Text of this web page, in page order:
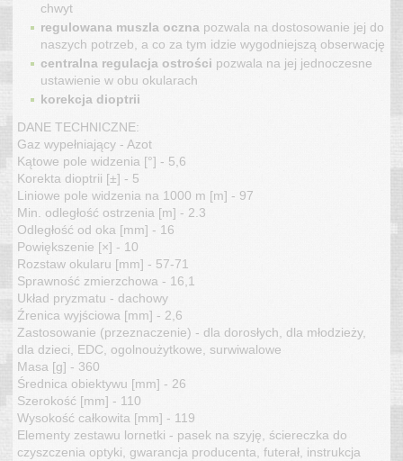
chwyt
regulowana muszla oczna pozwala na dostosowanie jej do
naszych potrzeb, a co za tym idzie wygodniejszą obserwację
centralna regulacja ostrości pozwala na jej jednoczesne
ustawienie w obu okularach
korekcja dioptrii
DANE TECHNICZNE:
Gaz wypełniający - Azot
Kątowe pole widzenia [°] - 5,6
Korekta dioptrii [±] - 5
Liniowe pole widzenia na 1000 m [m] - 97
Min. odległość ostrzenia [m] - 2.3
Odległość od oka [mm] - 16
Powiększenie [×] - 10
Rozstaw okularu [mm] - 57-71
Sprawność zmierzchowa - 16,1
Układ pryzmatu - dachowy
Źrenica wyjściowa [mm] - 2,6
Zastosowanie (przeznaczenie) - dla dorosłych, dla młodzieży,
dla dzieci, EDC, ogolnoużytkowe, surwiwalowe
Masa [g] - 360
Średnica obiektywu [mm] - 26
Szerokość [mm] - 110
Wysokość całkowita [mm] - 119
Elementy zestawu lornetki - pasek na szyję, ściereczka do
czyszczenia optyki, gwarancja producenta, futerał, instrukcja